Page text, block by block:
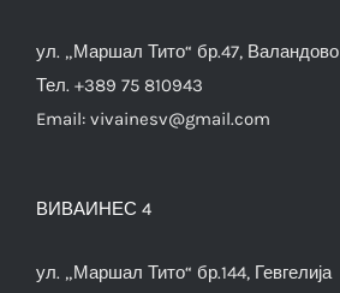
ул. „Маршал Тито“ бр.47, Валандово
Тел. +389 75 810943
Email: vivainesv@gmail.com
ВИВАИНЕС 4
ул. „Маршал Тито“ бр.144, Гевгелија